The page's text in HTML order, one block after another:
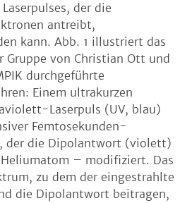
der die
antreibt,
kann. Abb. 1 illustriert das
Gruppe von Christian Ott und
durchgeführte
Einem ultrakurzen
Laserpuls (UV, blau)
Femtosekunden-
der die Dipolantwort (violett)
– modifiziert. Das
zu dem der eingestrahlte
die Dipolantwort beitragen,